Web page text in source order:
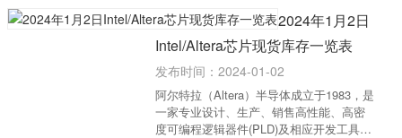
的十年辛勤付出颁发了特别的奖项。让我
们一同见...
2024年1月2日
Intel/Altera芯片现货库存一览表
发布时间：2024-01-02
阿尔特拉（Altera）半导体成立于1983，是
一家专业设计、生产、销售高性能、高密
度可编程逻辑器件(PLD)及相应开发工具的